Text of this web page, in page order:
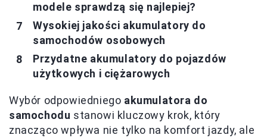
modele sprawdzą się najlepiej?
Wysokiej jakości akumulatory do
samochodów osobowych
Przydatne akumulatory do pojazdów
użytkowych i ciężarowych
Wybór odpowiedniego akumulatora do
samochodu stanowi kluczowy krok, który
znacząco wpływa nie tylko na komfort jazdy, ale